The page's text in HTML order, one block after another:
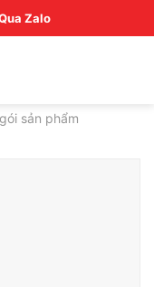
sản phẩm
Zalo